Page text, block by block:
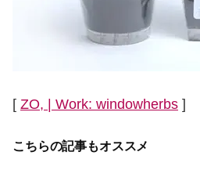
[ ZO, | Work: windowherbs ]
こちらの記事もオススメ